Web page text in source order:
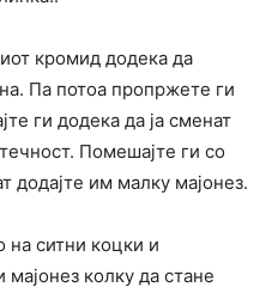
кромид додека да
Па потоа пропржете ги
ги додека да ја сменат
Помешајте ги со
додајте им малку мајонез.
на ситни коцки и
колку да стане